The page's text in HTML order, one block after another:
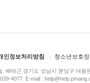
인정보처리방침 청소년보호
배태근 경기도 성남시 분당구 대왕
4077 E-mail :